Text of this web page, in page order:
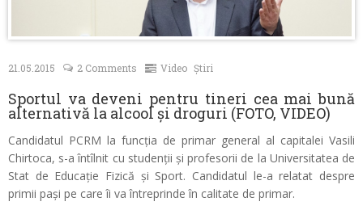
21.05.2015 2 Comments Video Știri
Sportul va deveni pentru tineri cea mai bună
alternativă la alcool și droguri (FOTO, VIDEO)
Candidatul PCRM la funcția de primar general al capitalei Vasili
Chirtoca, s-a întîlnit cu studenții și profesorii de la Universitatea de
Stat de Educație Fizică și Sport. Candidatul le-a relatat despre
primii pași pe care îi va întreprinde în calitate de primar.